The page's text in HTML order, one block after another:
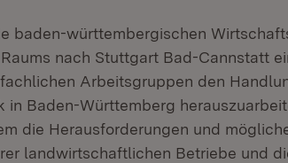
baden-württembergischen
nach Stuttgart Bad-Cannstatt
Arbeitsgruppen den
Baden-Württemberg
die Herausforderungen und
landwirtschaftlichen Betriebe und